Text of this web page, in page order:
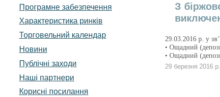
Програмне забезпечення
Характеристика pинків
Торговельний календар
Новини
Публічні заходи
Наші партнери
Корисні посилання
З
29.03.2016 р. у
• Ощадний
• Ощадний
29 березня 2016 р.